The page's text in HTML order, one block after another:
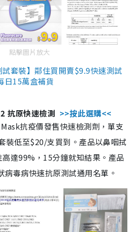
點擊圖片放大
套裝】鄰住買開賣$9.9快速測試
日15萬盒補貨
抗原快速檢測 >>按此選購<<
抗疫價發售快速檢測劑，單支
裝低至$20/支買到。產品以鼻咽拭
達99%，15分鐘就知結果。產品
病毒病快速抗原測試通用名單。